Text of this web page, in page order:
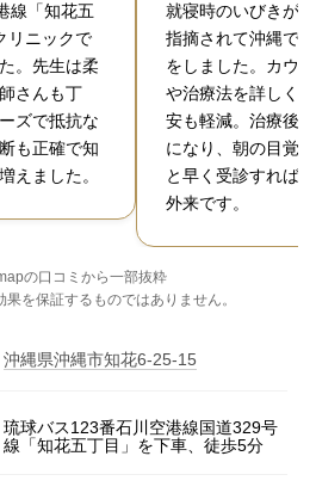
線「知花五
リニックで
。先生は柔
さんも丁
ズで抵抗な
も正確で知
えました。
就寝時のいびきが
指摘されて沖縄で
をしました。カウ
や治療法を詳しく
安も軽減。治療後
になり、朝の目覚
と早く受診すれば
外来です。
の口コミから一部抜粋
を保証するものではありません。
沖縄県沖縄市知花6-25-15
琉球バス123番石川空港線国道329号
線「知花五丁目」を下車、徒歩5分